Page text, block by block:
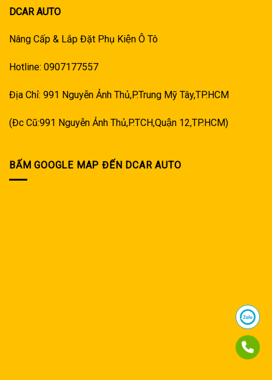
DCAR AUTO
Nâng Cấp & Lắp Đặt Phụ Kiện Ô Tô
Hotline: 0907177557
Địa Chỉ: 991 Nguyễn Ảnh Thủ,P.Trung Mỹ Tây,TP.HCM
(Đc Cũ:991 Nguyễn Ảnh Thủ,P.TCH,Quận 12,TP.HCM)
BẤM GOOGLE MAP ĐẾN DCAR AUTO